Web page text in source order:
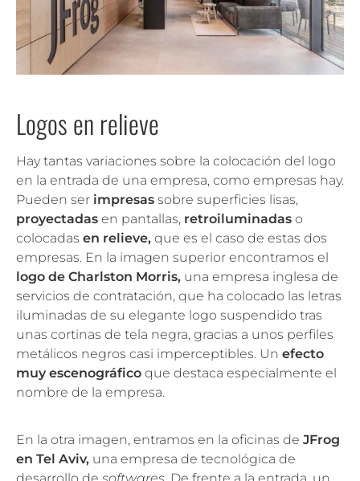
Logos en relieve
Hay tantas variaciones sobre la colocación del logo
en la entrada de una empresa, como empresas hay.
Pueden ser impresas sobre superficies lisas,
proyectadas en pantallas, retroiluminadas o
colocadas en relieve, que es el caso de estas dos
empresas. En la imagen superior encontramos el
logo de Charlston Morris, una empresa inglesa de
servicios de contratación, que ha colocado las letras
iluminadas de su elegante logo suspendido tras
unas cortinas de tela negra, gracias a unos perfiles
metálicos negros casi imperceptibles. Un efecto
muy escenográfico que destaca especialmente el
nombre de la empresa.
En la otra imagen, entramos en la oficinas de JFrog
en Tel Aviv, una empresa de tecnológica de